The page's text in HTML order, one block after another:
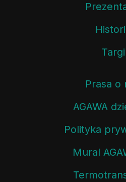
Targi
Prasa o
AGAWA
Polityka
Mural